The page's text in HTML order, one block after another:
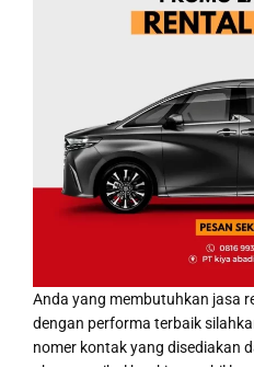
Anda yang membutuhkan jasa
dengan performa terbaik
nomer kontak yang disediakan